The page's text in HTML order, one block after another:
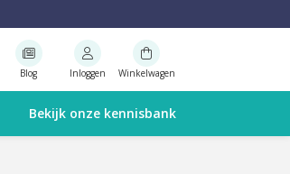
Blog Inloggen Winkelwagen
Bekijk onze kennisbank